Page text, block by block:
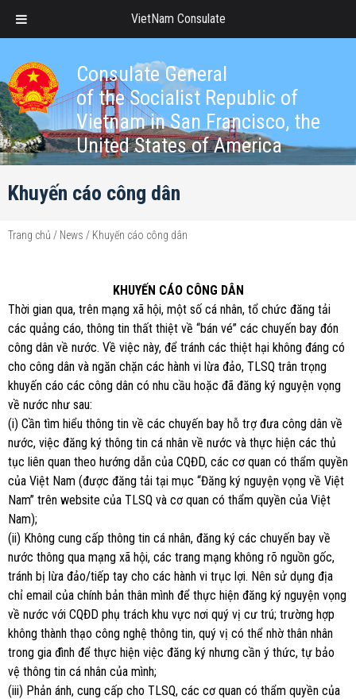
Consulate General
of the Socialist Republic of
Vietnam in San Francisco, the
United States of America
Khuyến cáo công dân
Trang chủ / News / Khuyến cáo công dân
KHUYẾN CÁO CÔNG DÂN
Thời gian qua, trên mạng xã hội, một số cá nhân, tổ chức đăng tải
các quảng cáo, thông tin thất thiệt về “bán vé” các chuyến bay đón
công dân về nước. Về việc này, để tránh các thiệt hại không đáng có
cho công dân và ngăn chặn các hành vi lừa đảo, TLSQ trân trọng
khuyến cáo các công dân có nhu cầu hoặc đã đăng ký nguyện vọng
về nước như sau:
(i) Cần tìm hiểu thông tin về các chuyến bay hỗ trợ đưa công dân về
nước, việc đăng ký thông tin cá nhân về nước và thực hiện các thủ
tục liên quan theo hướng dẫn của CQĐD, các cơ quan có thẩm quyền
của Việt Nam (được đăng tải tại mục “Đăng ký nguyện vọng về Việt
Nam” trên website của TLSQ và cơ quan có thẩm quyền của Việt
Nam);
(ii) Không cung cấp thông tin cá nhân, đăng ký các chuyến bay về
nước thông qua mạng xã hội, các trang mạng không rõ nguồn gốc,
tránh bị lừa đảo/tiếp tay cho các hành vi trục lợi. Nên sử dụng địa
chỉ email của chính bản thân mình để thực hiện đăng ký nguyện vọng
về nước với CQĐD phụ trách khu vực nơi quý vị cư trú; trường hợp
không thành thạo công nghệ thông tin, quý vị có thể nhờ thân nhân
trong gia đình để thực hiện việc đăng ký nhưng cần ý thức, tự bảo
vệ thông tin cá nhân của mình;
(iii) Phản ánh, cung cấp cho TLSQ, các cơ quan có thẩm quyền của
VietNam Consulate